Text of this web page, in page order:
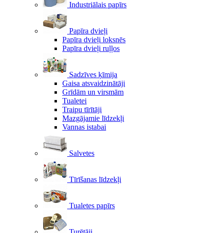
Industriālais papīrs
Papīra dvieļi
Papīra dvieļi loksnēs
Papīra dvieļi ruļļos
Sadzīves ķīmija
Gaisa atsvaidzinātāji
Grīdām un virsmām
Tualetei
Traipu tīrītāji
Mazgājamie līdzekļi
Vannas istabai
Salvetes
Tīrīšanas līdzekļi
Tualetes papīrs